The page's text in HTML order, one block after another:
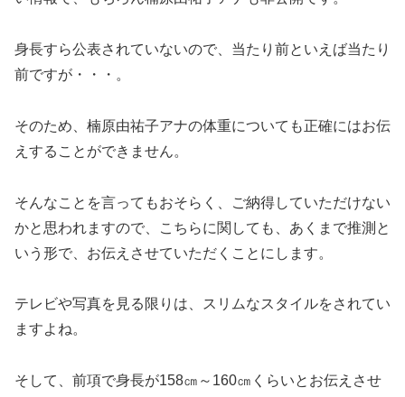
身長すら公表されていないので、当たり前といえば当たり
前ですが・・・。
そのため、楠原由祐子アナの体重についても正確にはお伝
えすることができません。
そんなことを言ってもおそらく、ご納得していただけない
かと思われますので、こちらに関しても、あくまで推測と
いう形で、お伝えさせていただくことにします。
テレビや写真を見る限りは、スリムなスタイルをされてい
ますよね。
そして、前項で身長が158㎝～160㎝くらいとお伝えさせ